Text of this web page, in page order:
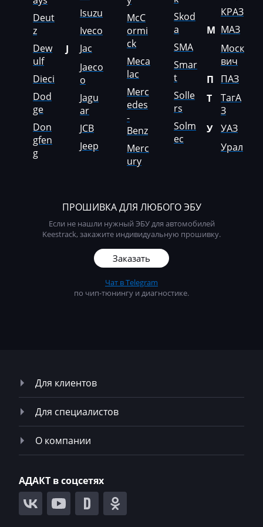
Liebherr
Lifan
Lincoln
Linde
Linder
LinkBelt
LiuGong
Mack
Maxus
Mazda
McCormick
Mecalac
Deut
z
Dew
ulf
Dieci
Dod
ge
Don
gfen
g
Isuzu
Iveco
J
Jac
Jaeco
o
Jagu
ar
JCB
Jeep
McC
ormi
ck
Meca
lac
Merc
edes
-
Benz
Merc
ury
Skod
a
SMA
Smar
t
Solle
rs
Solm
ec
КРАЗ
М МАЗ
Моск
вич
П
ПАЗ
Т
ТагА
З
У
УАЗ
Урал
ПРОШИВКА ДЛЯ ЛЮБОГО ЭБУ
Если не нашли нужный ЭБУ для автомобилей
Keestrack, закажите индивидуальную прошивку.
Заказать
Чат в Telegram
по чип-тюнингу и диагностике.
Для клиентов
Для специалистов
О компании
АДАКТ в соцсетях